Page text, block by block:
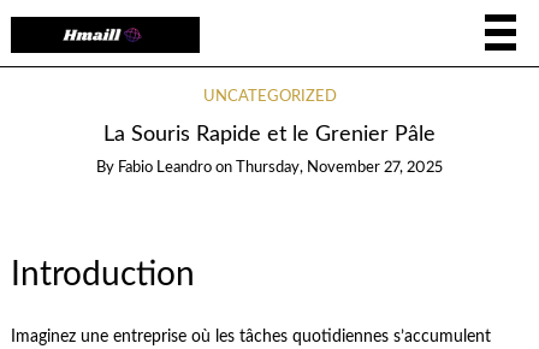
UNCATEGORIZED
La Souris Rapide et le Grenier Pâle
By Fabio Leandro on Thursday, November 27, 2025
Introduction
Imaginez une entreprise où les tâches quotidiennes s’accumulent